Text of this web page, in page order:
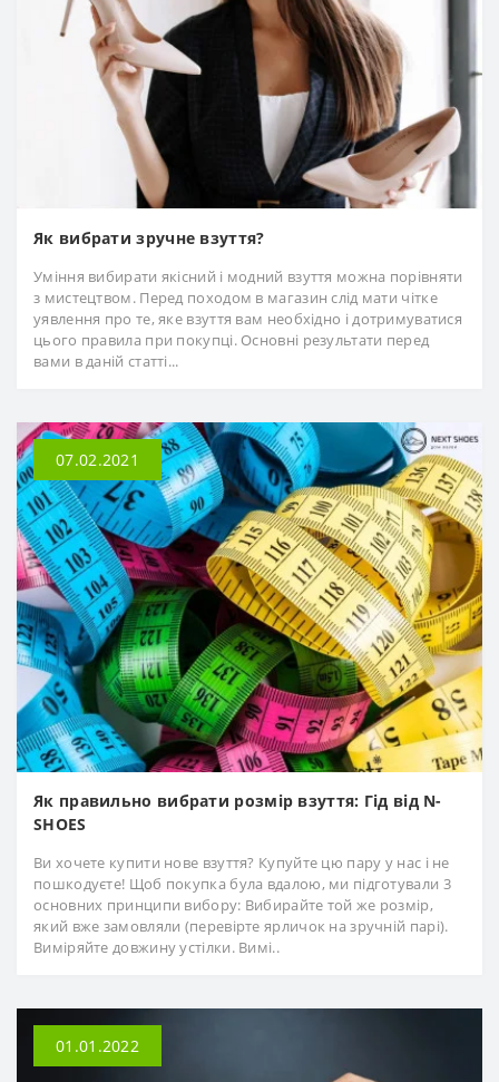
Як вибрати зручне взуття?
Уміння вибирати якісний і модний взуття можна порівняти
з мистецтвом. Перед походом в магазин слід мати чітке
уявлення про те, яке взуття вам необхідно і дотримуватися
цього правила при покупці. Основні результати перед
вами в даній статті...
07.02.2021
Як правильно вибрати розмір взуття: Гід від N-
SHOES
Ви хочете купити нове взуття? Купуйте цю пару у нас і не
пошкодуєте! Щоб покупка була вдалою, ми підготували 3
основних принципи вибору: Вибирайте той же розмір,
який вже замовляли (перевірте ярличок на зручній парі).
Виміряйте довжину устілки. Вимі..
01.01.2022